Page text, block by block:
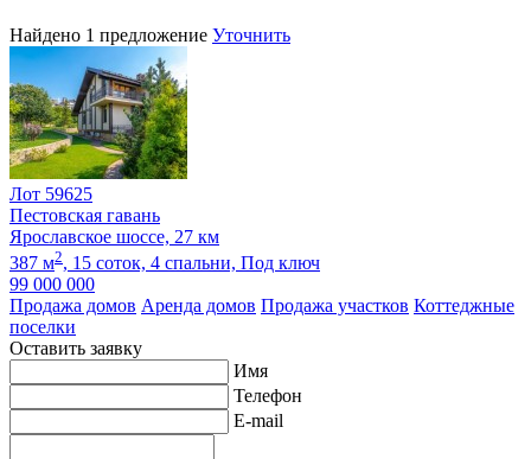
Найдено 1 предложение Уточнить
Лот 59625
Пестовская гавань
Ярославское шоссе, 27 км
387 м2, 15 соток, 4 спальни, Под ключ
99 000 000
Продажа домов Аренда домов Продажа участков Коттеджные
поселки
Оставить заявку
Имя
Телефон
E-mail